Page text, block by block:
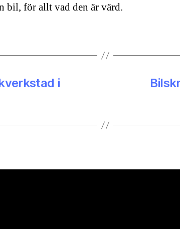
bil, för allt vad den är värd.
i